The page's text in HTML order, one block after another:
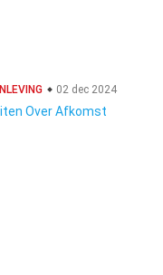
02 dec 2024
Over Afkomst